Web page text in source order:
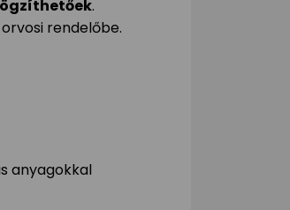
.
rendelőbe.
anyagokkal